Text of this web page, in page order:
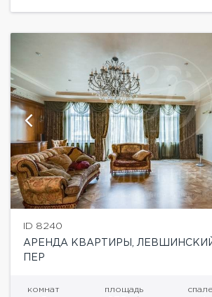
ID 8240
АРЕНДА КВАРТИРЫ,
ПЕР
комнат площадь